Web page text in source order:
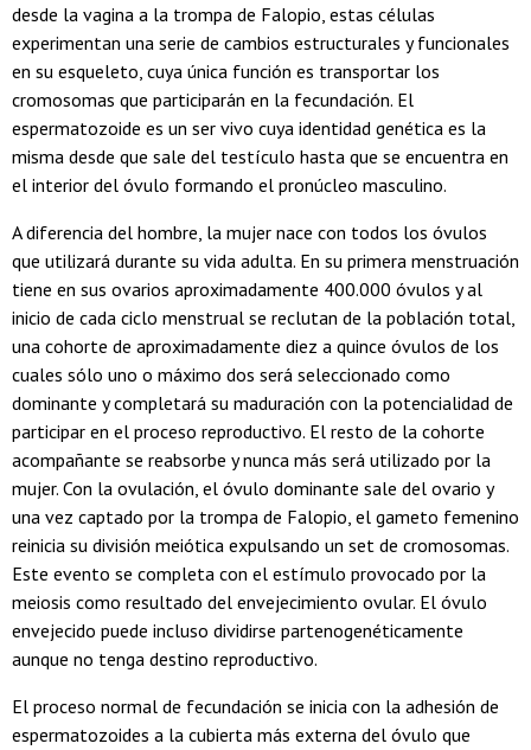
desde la vagina a la trompa de Falopio, estas células
experimentan una serie de cambios estructurales y funcionales
en su esqueleto, cuya única función es transportar los
cromosomas que participarán en la fecundación. El
espermatozoide es un ser vivo cuya identidad genética es la
misma desde que sale del testículo hasta que se encuentra en
el interior del óvulo formando el pronúcleo masculino.
A diferencia del hombre, la mujer nace con todos los óvulos
que utilizará durante su vida adulta. En su primera menstruación
tiene en sus ovarios aproximadamente 400.000 óvulos y al
inicio de cada ciclo menstrual se reclutan de la población total,
una cohorte de aproximadamente diez a quince óvulos de los
cuales sólo uno o máximo dos será seleccionado como
dominante y completará su maduración con la potencialidad de
participar en el proceso reproductivo. El resto de la cohorte
acompañante se reabsorbe y nunca más será utilizado por la
mujer. Con la ovulación, el óvulo dominante sale del ovario y
una vez captado por la trompa de Falopio, el gameto femenino
reinicia su división meiótica expulsando un set de cromosomas.
Este evento se completa con el estímulo provocado por la
meiosis como resultado del envejecimiento ovular. El óvulo
envejecido puede incluso dividirse partenogenéticamente
aunque no tenga destino reproductivo.
El proceso normal de fecundación se inicia con la adhesión de
espermatozoides a la cubierta más externa del óvulo que